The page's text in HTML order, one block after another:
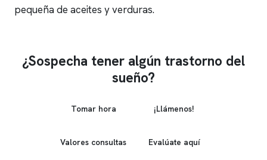
pequeña de aceites y verduras.
¿Sospecha tener algún trastorno del
sueño?
Tomar hora ¡Llámenos!
Valores consultas Evalúate aquí